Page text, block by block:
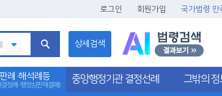
로그인 회원가입 국가법령 만
글씨크기확대
글씨크기확대초기화
글씨크기축소
상세검색
판례·해석례등
결정례·행정심판재결례)
중앙행정기관 결정선례 그밖의 정